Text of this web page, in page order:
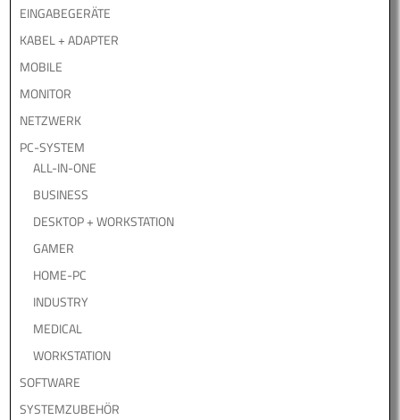
EINGABEGERÄTE
KABEL + ADAPTER
MOBILE
MONITOR
NETZWERK
PC-SYSTEM
ALL-IN-ONE
BUSINESS
DESKTOP + WORKSTATION
GAMER
HOME-PC
INDUSTRY
MEDICAL
WORKSTATION
SOFTWARE
SYSTEMZUBEHÖR